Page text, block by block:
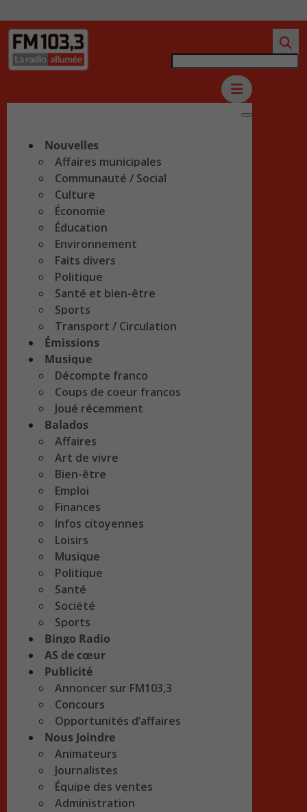
Nouvelles
Affaires municipales
Communauté / Social
Culture
Économie
Éducation
Environnement
Faits divers
Politique
Santé et bien-être
Sports
Transport / Circulation
Émissions
Musique
Décompte franco
Coups de coeur francos
Joué récemment
Balados
Affaires
Art de vivre
Bien-être
Emploi
Finances
Infos citoyennes
Loisirs
Musique
Politique
Santé
Société
Sports
Bingo Radio
AS de cœur
Publicité
Annoncer sur FM103,3
Concours
Opportunités d’affaires
Nous Joindre
Animateurs
Journalistes
Équipe des ventes
Administration